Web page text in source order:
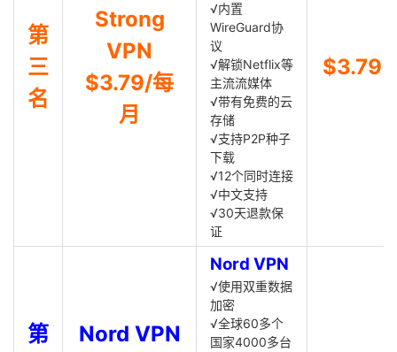
第
三
名
Strong
VPN
$3.79/每
月
√内置
WireGuard协
议
√解锁Netflix等
主流流媒体
√带有免费的云
存储
√支持P2P种子
下载
√12个同时连接
√中文支持
√30天退款保
证
$3.79
第
Nord VPN
Nord VPN
√使用双重数据
加密
√全球60多个
国家4000多台